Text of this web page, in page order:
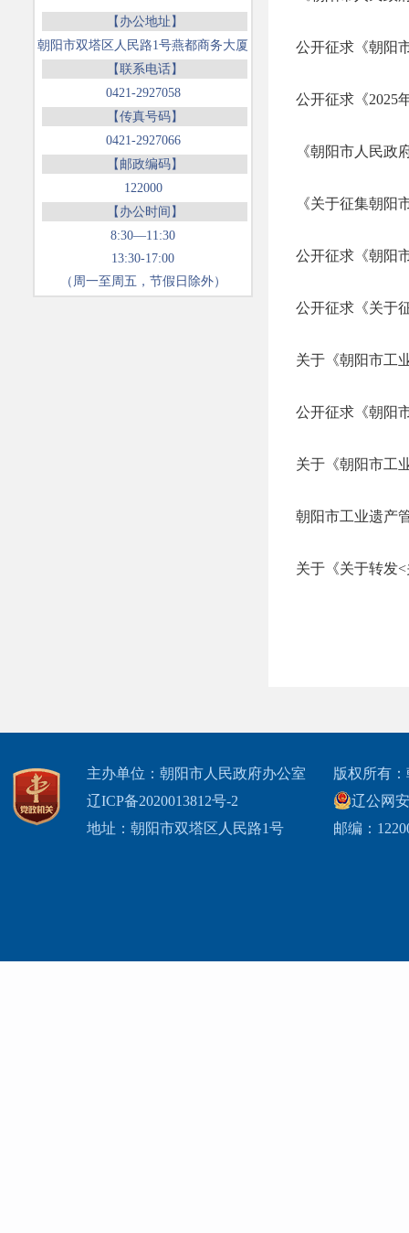
【办公地址】
朝阳市双塔区人民路1号燕都商务大厦
【联系电话】
0421-2927058
【传真号码】
0421-2927066
【邮政编码】
122000
【办公时间】
8:30—11:30
13:30-17:00
（周一至周五，节假日除外）
关于《朝阳市工
朝阳市工业遗产
主办单位：朝阳市人民政府办公室
辽ICP备2020013812号-2
地址：朝阳市双塔区人民路1号
版权所有
辽公网
邮编：